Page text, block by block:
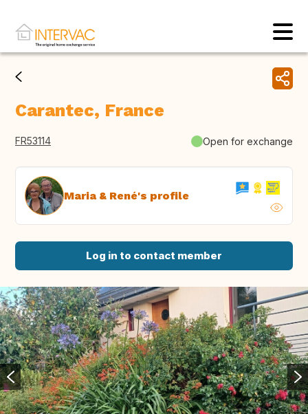
Carantec, France
FR53114 Open for exchange
Maria & René's profile
Log in to contact member